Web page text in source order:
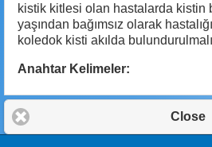
kistik kitlesi olan hastalarda kistin
yaşından bağımsız olarak
koledok kisti akılda
Anahtar Kelimeler:
Close